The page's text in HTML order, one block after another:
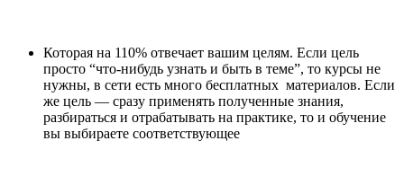
Которая на 110% отвечает вашим целям. Если цель
просто “что-нибудь узнать и быть в теме”, то курсы не
нужны, в сети есть много бесплатных материалов. Если
же цель — сразу применять полученные знания,
разбираться и отрабатывать на практике, то и обучение
вы выбираете соответствующее